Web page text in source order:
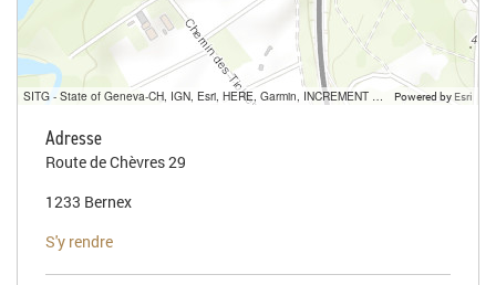
SITG - State of Geneva-CH, IGN, Esri, HERE, Garmin, INCREMENT P, USGS, METI/NASA Powered by Esri
Adresse
Route de Chèvres 29
1233 Bernex
S'y rendre